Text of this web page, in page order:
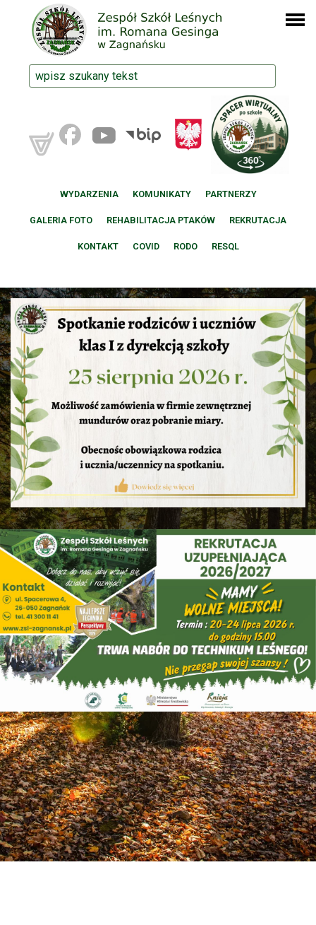
WYDARZENIA KOMUNIKATY PARTNERZY
GALERIA FOTO REHABILITACJA PTAKÓW REKRUTACJA
KONTAKT COVID RODO RESQL